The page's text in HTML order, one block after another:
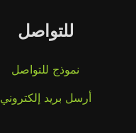
للتواصل
نموذج للتواصل
أرسل بريد إلكتروني